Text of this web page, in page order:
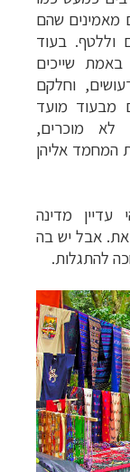
מאמינים שהם
וללטף. בעוד
שייכים
וחלקם
מבעוד מועד
לא מוכרים,
המחמד אליהן
עדיין מדינה
אבל יש בה
להתגלות.